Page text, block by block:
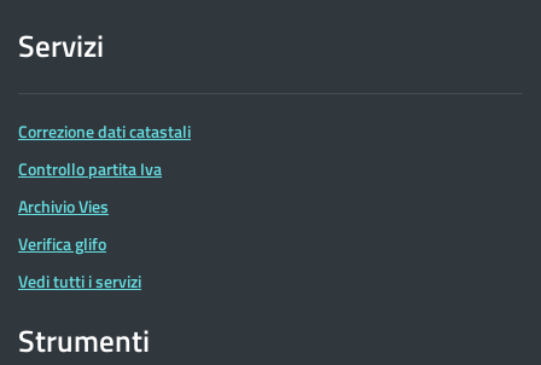
Servizi
Correzione dati catastali
Controllo partita Iva
Archivio Vies
Verifica glifo
Vedi tutti i servizi
Strumenti